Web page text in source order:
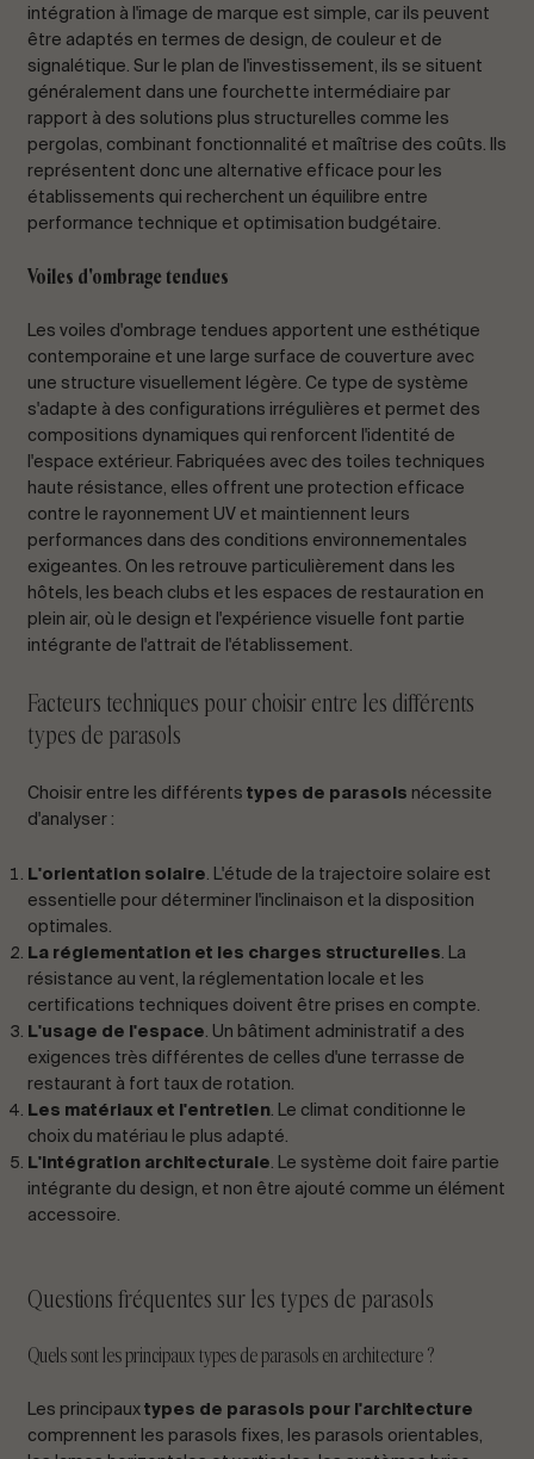
intégration à l'image de marque est simple, car ils peuvent
être adaptés en termes de design, de couleur et de
signalétique. Sur le plan de l'investissement, ils se situent
généralement dans une fourchette intermédiaire par
rapport à des solutions plus structurelles comme les
pergolas, combinant fonctionnalité et maîtrise des coûts. Ils
représentent donc une alternative efficace pour les
établissements qui recherchent un équilibre entre
performance technique et optimisation budgétaire.
Voiles d'ombrage tendues
Les voiles d'ombrage tendues apportent une esthétique
contemporaine et une large surface de couverture avec
une structure visuellement légère. Ce type de système
s'adapte à des configurations irrégulières et permet des
compositions dynamiques qui renforcent l'identité de
l'espace extérieur. Fabriquées avec des toiles techniques
haute résistance, elles offrent une protection efficace
contre le rayonnement UV et maintiennent leurs
performances dans des conditions environnementales
exigeantes. On les retrouve particulièrement dans les
hôtels, les beach clubs et les espaces de restauration en
plein air, où le design et l'expérience visuelle font partie
intégrante de l'attrait de l'établissement.
Facteurs techniques pour choisir entre les différents
types de parasols
Choisir entre les différents types de parasols nécessite
d'analyser :
L'orientation solaire. L'étude de la trajectoire solaire est
essentielle pour déterminer l'inclinaison et la disposition
optimales.
La réglementation et les charges structurelles. La
résistance au vent, la réglementation locale et les
certifications techniques doivent être prises en compte.
L'usage de l'espace. Un bâtiment administratif a des
exigences très différentes de celles d'une terrasse de
restaurant à fort taux de rotation.
Les matériaux et l'entretien. Le climat conditionne le
choix du matériau le plus adapté.
L'intégration architecturale. Le système doit faire partie
intégrante du design, et non être ajouté comme un élément
accessoire.
Questions fréquentes sur les types de parasols
Quels sont les principaux types de parasols en architecture ?
Les principaux types de parasols pour l'architecture
comprennent les parasols fixes, les parasols orientables,